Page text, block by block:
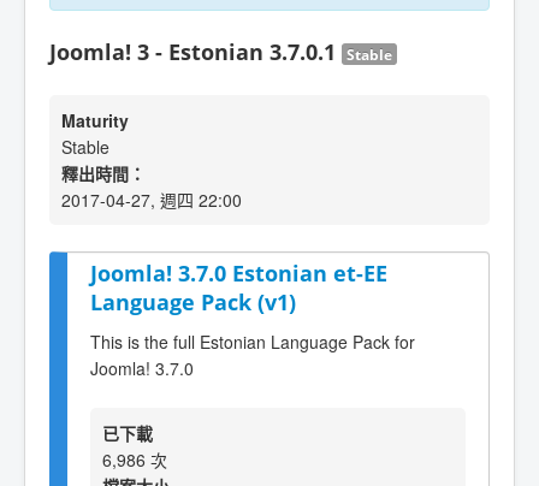
Joomla! 3 - Estonian 3.7.0.1 Stable
Maturity
Stable
釋出時間：
2017-04-27, 週四 22:00
Joomla! 3.7.0 Estonian et-EE
Language Pack (v1)
This is the full Estonian Language Pack for
Joomla! 3.7.0
已下載
6,986 次